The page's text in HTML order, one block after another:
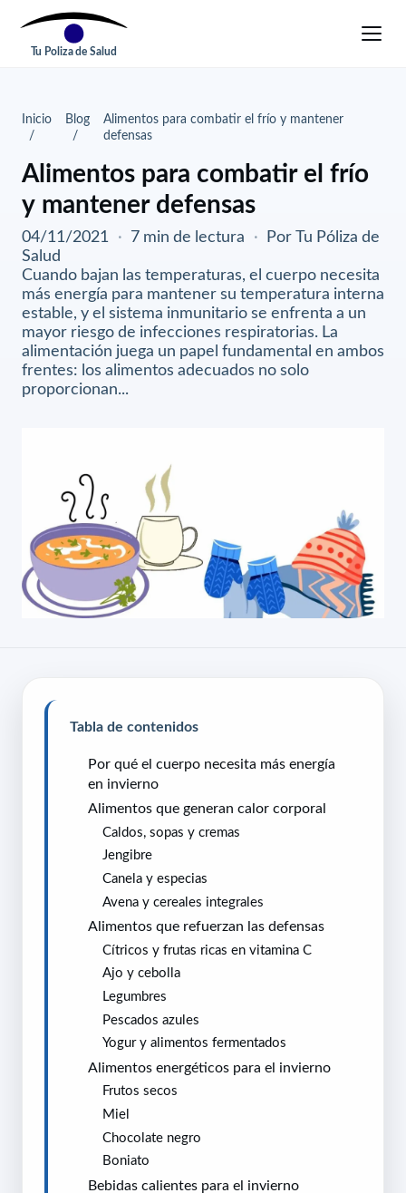
Tu Poliza de Salud
Inicio Blog
Alimentos para combatir el frío y mantener
defensas
Alimentos para combatir el frío
y mantener defensas
04/11/2021 · 7 min de lectura ·
Por Tu Póliza de
Salud
Cuando bajan las temperaturas, el cuerpo necesita
más energía para mantener su temperatura interna
estable, y el sistema inmunitario se enfrenta a un
mayor riesgo de infecciones respiratorias. La
alimentación juega un papel fundamental en ambos
frentes: los alimentos adecuados no solo
proporcionan...
Tabla de contenidos
Por qué el cuerpo necesita más energía
en invierno
Alimentos que generan calor corporal
Caldos, sopas y cremas
Jengibre
Canela y especias
Avena y cereales integrales
Alimentos que refuerzan las defensas
Cítricos y frutas ricas en vitamina C
Ajo y cebolla
Legumbres
Pescados azules
Yogur y alimentos fermentados
Alimentos energéticos para el invierno
Frutos secos
Miel
Chocolate negro
Boniato
Bebidas calientes para el invierno